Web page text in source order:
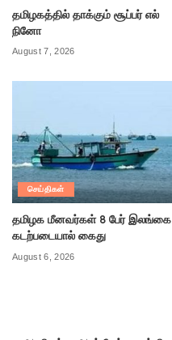
தமிழகத்தில் தாக்கும் சூப்பர் எல்
நினோ
August 7, 2026
செய்திகள்
தமிழக மீனவர்கள் 8 பேர் இலங்கை
கடற்படையால் கைது
August 6, 2026